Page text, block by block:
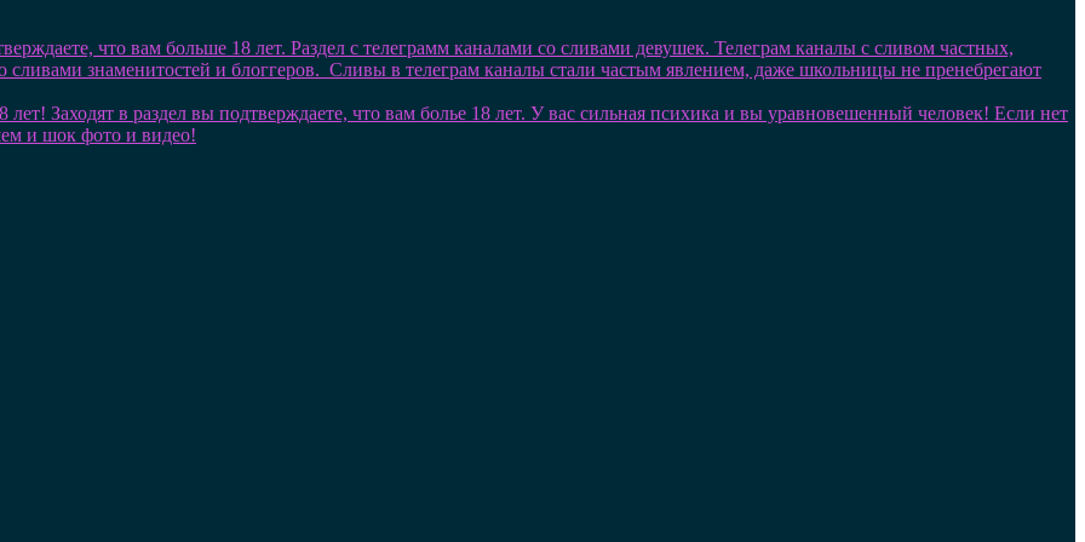
что вам больше 18 лет. Раздел с телеграмм каналами со сливами девушек. Телеграм каналы с сливом частных,
знаменитостей и блоггеров. Сливы в телеграм каналы стали частым явлением, даже школьницы не пренебрегают
Заходят в раздел вы подтверждаете, что вам болье 18 лет. У вас сильная психика и вы уравновешенный человек! Если нет
и шок фото и видео!